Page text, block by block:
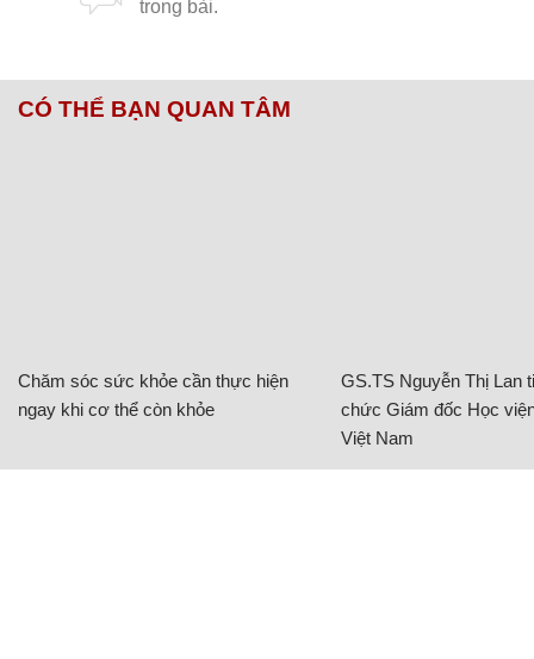
CÓ THỂ BẠN QUAN TÂM
Chăm sóc sức khỏe cần thực hiện
ngay khi cơ thể còn khỏe
GS.TS Nguyễn Thị Lan
chức Giám đốc Học
Việt Nam